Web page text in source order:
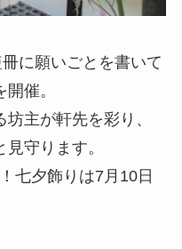
に願いごとを書いて
催。
主が軒先を彩り、
守ります。
七夕飾りは7月10日